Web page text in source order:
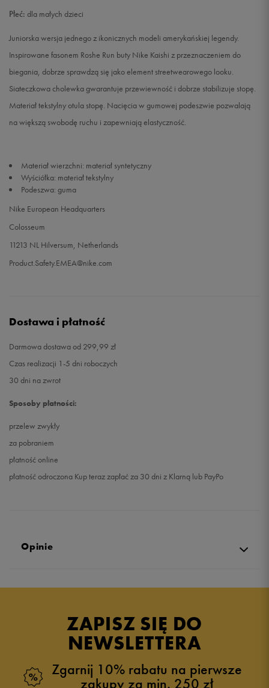
31 19 cm Powiadom o dostępności
31,5 19,5 cm Powiadom o dostępności
33,5 21 cm
34 21,5 cm
Płeć: dla małych dzieci
Juniorska wersja jednego z ikonicznych modeli amerykańskiej legendy.
Inspirowane fasonem Roshe Run buty Nike Kaishi z przeznaczeniem do
biegania, dobrze sprawdzą się jako element streetwearowego looku.
Siateczkowa cholewka gwarantuje przewiewność i dobrze stabilizuje stopę.
Materiał tekstylny otula stopę. Nacięcia w gumowej podeszwie pozwalają
na większą swobodę ruchu i zapewniają elastyczność.
Materiał wierzchni: materiał syntetyczny
Wyściółka: materiał tekstylny
Podeszwa: guma
Nike European Headquarters
Colosseum
11213 NL Hilversum, Netherlands
Product.Safety.EMEA@nike.com
Dostawa i płatność
Darmowa dostawa od 299,99 zł
Czas realizacji 1-5 dni roboczych
30 dni na zwrot
Sposoby płatności:
przelew zwykły
za pobraniem
płatność online
płatność odroczona Kup teraz zapłać za 30 dni z Klarną lub PayPo
Opinie
ZAPISZ SIĘ DO
NEWSLETTERA
Zgarnij 10% rabatu na pierwsze
zakupy za min. 250 zł